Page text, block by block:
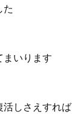
た
まいります
活しさえすれば